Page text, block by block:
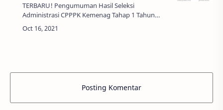
TERBARU! Pengumuman Hasil Seleksi
Administrasi CPPPK Kemenag Tahap 1 Tahun
2021 - seusai dengan surat resmi pengumuman
dari Kementrian Agama Islam (Kemenag)
Posting Komentar